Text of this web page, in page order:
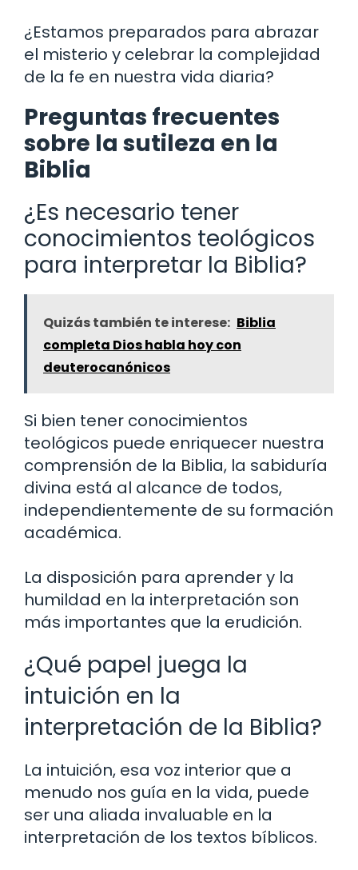
¿Estamos preparados para abrazar
el misterio y celebrar la complejidad
de la fe en nuestra vida diaria?
Preguntas frecuentes
sobre la sutileza en la
Biblia
¿Es necesario tener
conocimientos teológicos
para interpretar la Biblia?
Quizás también te interese: Biblia
completa Dios habla hoy con
deuterocanónicos
Si bien tener conocimientos
teológicos puede enriquecer nuestra
comprensión de la Biblia, la sabiduría
divina está al alcance de todos,
independientemente de su formación
académica.
La disposición para aprender y la
humildad en la interpretación son
más importantes que la erudición.
¿Qué papel juega la
intuición en la
interpretación de la Biblia?
La intuición, esa voz interior que a
menudo nos guía en la vida, puede
ser una aliada invaluable en la
interpretación de los textos bíblicos.